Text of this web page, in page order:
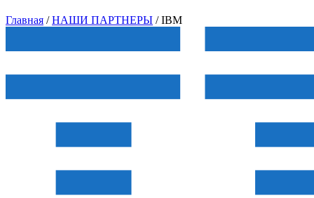
Главная / НАШИ ПАРТНЕРЫ / IBM